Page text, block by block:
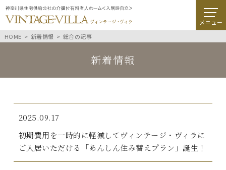
メニュー
HOME
新着情報 総合の記事
新着情報
2025.09.17
初期費用を一時的に軽減してヴィンテージ・ヴィラに
ご入居いただける「あんしん住み替えプラン」誕生！